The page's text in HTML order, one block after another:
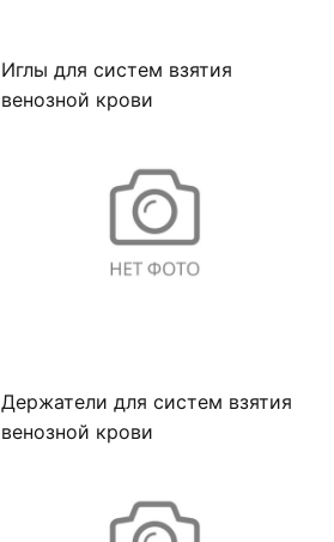
Иглы для систем взятия
венозной крови
Держатели для систем взятия
венозной крови